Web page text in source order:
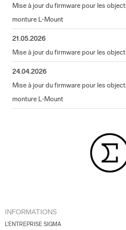
Mise à jour du firmware pour les
monture L-Mount
21.05.2026
Mise à jour du firmware pour les
24.04.2026
Mise à jour du firmware pour les
monture L-Mount
INFORMATIONS
L'ENTREPRISE SIGMA